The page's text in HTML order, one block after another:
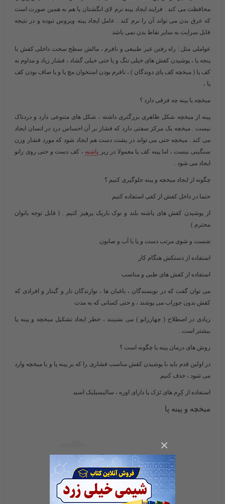
×
محافظت می کند . فرایند ایجاد پینه نرم لای انگشتان پا هم به همین صورت است
که عرق بدن می تواند آن را نرم کند . عامل ایجاد پینه ویروس نبوده و در نتیجه
قابل سرایت به سایر نقاط بدن نمی باشد .
عواملی مثل : راه رفتن غیر طبیعی و نافرم ، مالش سطح سخت داخلی کفش با
پنجه پا ، پوشیدن کفش های خیلی تنگ و یا حتی خیلی گشاد ، فشار زیاد و مداوم به
کف پا ( میخچه کف پای دوندگان ) ، نافرم بودن استخوان مچ پا و یا صاف بودن کف
پا ،
میخچه با پینه چه فرقی دارد ؟
پینه از میخچه شکل ظاهری بزرگتری داشته ، شکل های متنوعی دارد و دردناک
نیست . میخچه یک مرکز سفتی دارد که فشار بر آن احساس درد در انسان ایجاد
می کند . میخچه حتی می تواند در پشت دست هم ایجاد شود که مورد فشار وزن
سنگینی نیست ، اما پینه کف پا معمولا در زیر پاشنه ، کف دست و حتی روی زانو
ایجاد می شود .
چگونه از ایجاد میخچه و پینه جلوگیری کنیم ؟
حتما در داخل کفش از کفی استفاده کنیم .
از پوشیدن کفش های پاشنه بلند و نوک باریک پرهیز کنیم . ( قابل توجه بانوان
محترم )
شست و شوی مرتب دست و پا با آب و صابون
استفاده از دستکش هنگام کار
استفاده از کفش های طبی و مناسب
می توان گفت که در نویسندگان ، باغبان ها ، نوازندگان تار و گیتار و افرادی که
کفش بدون جوراب می پوشند ، و حتی کسانی که به مدت
زیادی در اصطلاح ( چهارزانو ) می نشینند ، خطر ایجاد تشکیل میخچه و پینه پا
بیشتر است .
روش های درمان پینه پا چگونه است ؟
در اولین قدم باید با پوشیدن کفش مناسب فشاری را که بر پینه پا و یا میخچه وارد
می شود ، حذف کنیم .
استفاده از کِرِم های تَرَک پا دارای اوره ، سالیسیلیک اسید
میخچه و پینه پا